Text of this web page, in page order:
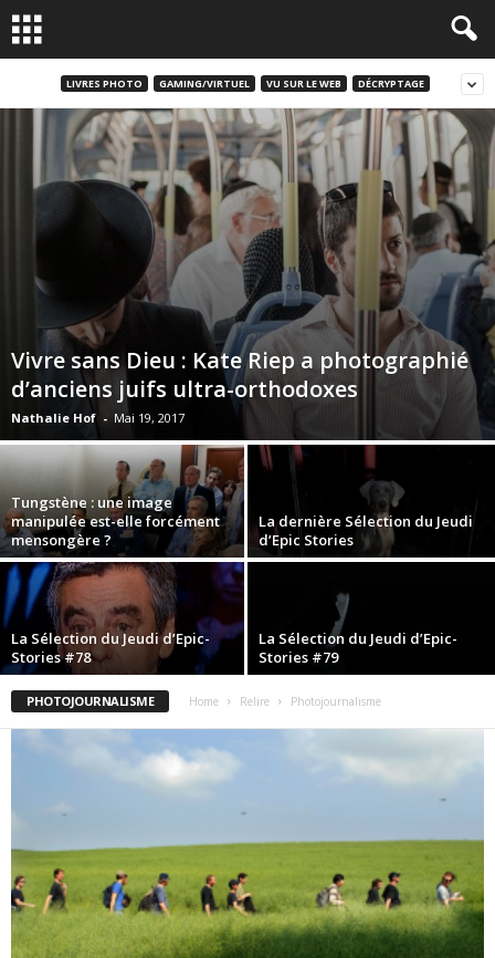
LIVRES PHOTO GAMING/VIRTUEL VU SUR LE WEB DÉCRYPTAGE
Vivre sans Dieu : Kate Riep a photographié
d’anciens juifs ultra-orthodoxes
Nathalie Hof - Mai 19, 2017
Tungstène : une image
manipulée est-elle forcément
mensongère ?
La dernière Sélection du Jeudi
d’Epic Stories
La Sélection du Jeudi d’Epic-
Stories #78
La Sélection du Jeudi d’Epic-
Stories #79
PHOTOJOURNALISME Home Relire Photojournalisme